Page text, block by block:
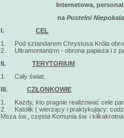
Internetowa,
na Pustelni
I. CEL
1. Pod sztandarem Chrystusa Króla
2. Ultramontanizm - obrona papieża i z
II. TERYTORIUM
1. Cały świat.
III. CZŁONKOWIE
1. Każdy, kto pragnie realizować cele
2. Katolik ( wierzący i praktykujący:
Msza św., częsta Komunia św. i